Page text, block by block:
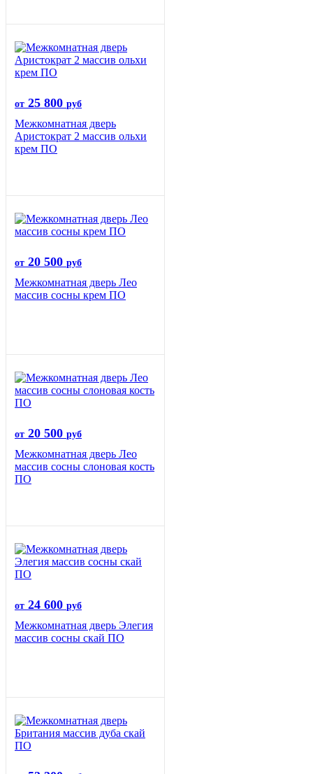
от 25 800 руб
Межкомнатная дверь
Аристократ 2 массив ольхи
крем ПО
от 20 500 руб
Межкомнатная дверь Лео
массив сосны крем ПО
от 20 500 руб
Межкомнатная дверь Лео
массив сосны слоновая кость
ПО
от 24 600 руб
Межкомнатная дверь Элегия
массив сосны скай ПО